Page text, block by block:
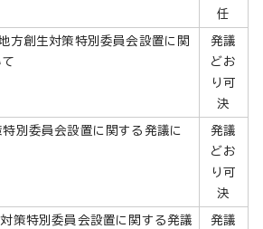
任
方創生対策特別委員会設置に関
発議
どお
り可
決
別委員会設置に関する発議に
発議
どお
り可
決
策特別委員会設置に関する発議
発議